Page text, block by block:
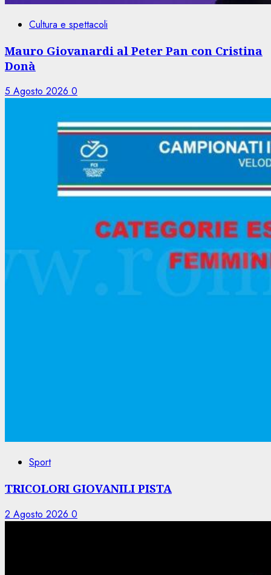
Cultura e spettacoli
Mauro Giovanardi al Peter Pan con Cristina
Donà
5 Agosto 2026 0
Sport
TRICOLORI GIOVANILI PISTA
2 Agosto 2026 0